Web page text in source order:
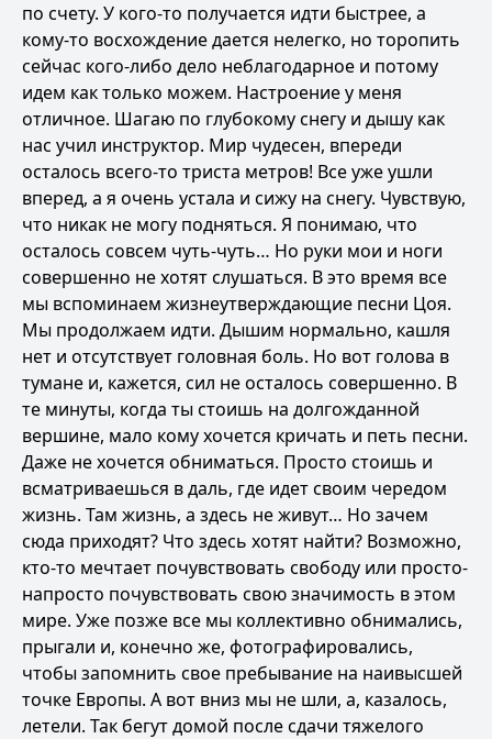
по счету. У кого-то получается идти быстрее, а
кому-то восхождение дается нелегко, но торопить
сейчас кого-либо дело неблагодарное и потому
идем как только можем. Настроение у меня
отличное. Шагаю по глубокому снегу и дышу как
нас учил инструктор. Мир чудесен, впереди
осталось всего-то триста метров! Все уже ушли
вперед, а я очень устала и сижу на снегу. Чувствую,
что никак не могу подняться. Я понимаю, что
осталось совсем чуть-чуть… Но руки мои и ноги
совершенно не хотят слушаться. В это время все
мы вспоминаем жизнеутверждающие песни Цоя.
Мы продолжаем идти. Дышим нормально, кашля
нет и отсутствует головная боль. Но вот голова в
тумане и, кажется, сил не осталось совершенно. В
те минуты, когда ты стоишь на долгожданной
вершине, мало кому хочется кричать и петь песни.
Даже не хочется обниматься. Просто стоишь и
всматриваешься в даль, где идет своим чередом
жизнь. Там жизнь, а здесь не живут… Но зачем
сюда приходят? Что здесь хотят найти? Возможно,
кто-то мечтает почувствовать свободу или просто-
напросто почувствовать свою значимость в этом
мире. Уже позже все мы коллективно обнимались,
прыгали и, конечно же, фотографировались,
чтобы запомнить свое пребывание на наивысшей
точке Европы. А вот вниз мы не шли, а, казалось,
летели. Так бегут домой после сдачи тяжелого